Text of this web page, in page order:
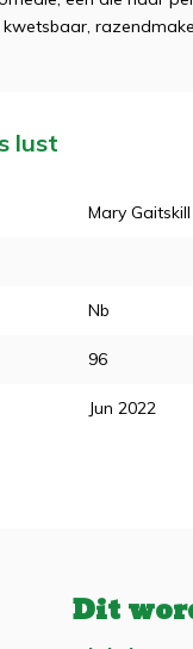
lust
Mary Gaitskill
Nb
96
Jun 2022
Dit